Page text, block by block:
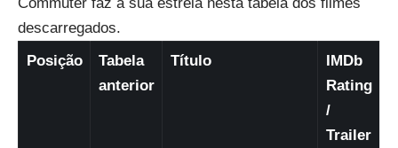
descarregados.
Posição
Tabela
anterior
Título
IMDb
Rating
/
Trailer